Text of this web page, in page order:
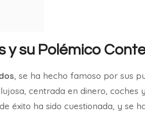
y su Polémico
, se ha hecho famoso por sus
centrada en dinero, coches
éxito ha sido cuestionada, y se